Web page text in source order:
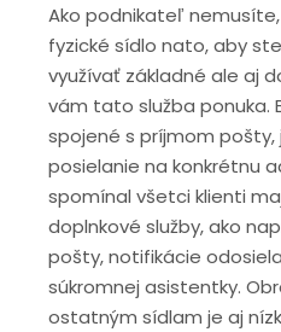
Ako podnikateľ
fyzické sídlo nato, aby
využívať základné ale aj
vám tato služba ponuka.
spojené s príjmom pošty,
posielanie na konkrétnu
spomínal všetci klienti
doplnkové služby, ako
pošty, notifikácie
súkromnej asistentky.
ostatným sídlam je aj